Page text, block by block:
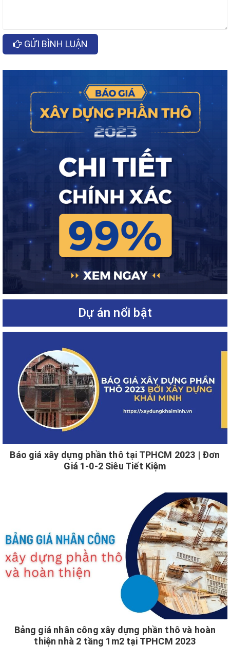
GỬI BÌNH LUẬN
Dự án nổi bật
Báo giá xây dựng phần thô tại TPHCM 2023 | Đơn
Giá 1-0-2 Siêu Tiết Kiệm
Bảng giá nhân công xây dựng phần thô và hoàn
thiện nhà 2 tầng 1m2 tại TPHCM 2023